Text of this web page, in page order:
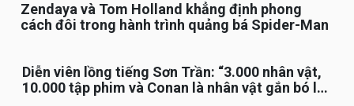
Zendaya và Tom Holland khẳng định phong
cách đôi trong hành trình quảng bá Spider-Man
Diễn viên lồng tiếng Sơn Trần: “3.000 nhân vật,
10.000 tập phim và Conan là nhân vật gắn bó lâu